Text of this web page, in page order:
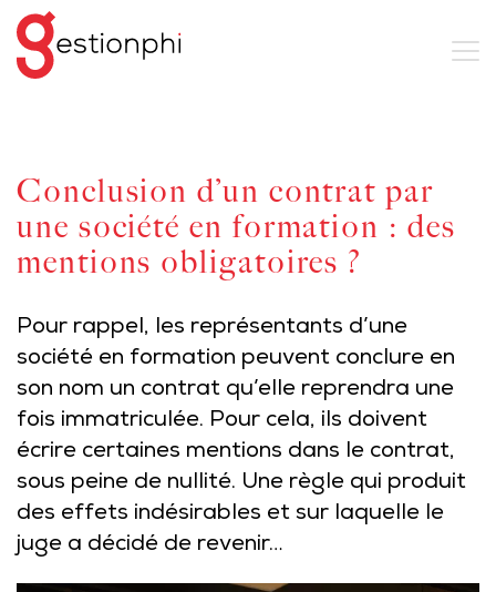
Conclusion d’un contrat par
une société en formation : des
mentions obligatoires ?
Pour rappel, les représentants d’une
société en formation peuvent conclure en
son nom un contrat qu’elle reprendra une
fois immatriculée. Pour cela, ils doivent
écrire certaines mentions dans le contrat,
sous peine de nullité. Une règle qui produit
des effets indésirables et sur laquelle le
juge a décidé de revenir…